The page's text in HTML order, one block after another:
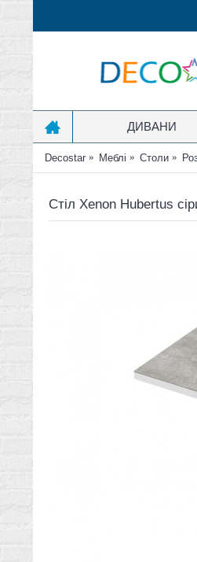
ДИВАНИ
Decostar Меблі Столи
Стіл Xenon Hubertus